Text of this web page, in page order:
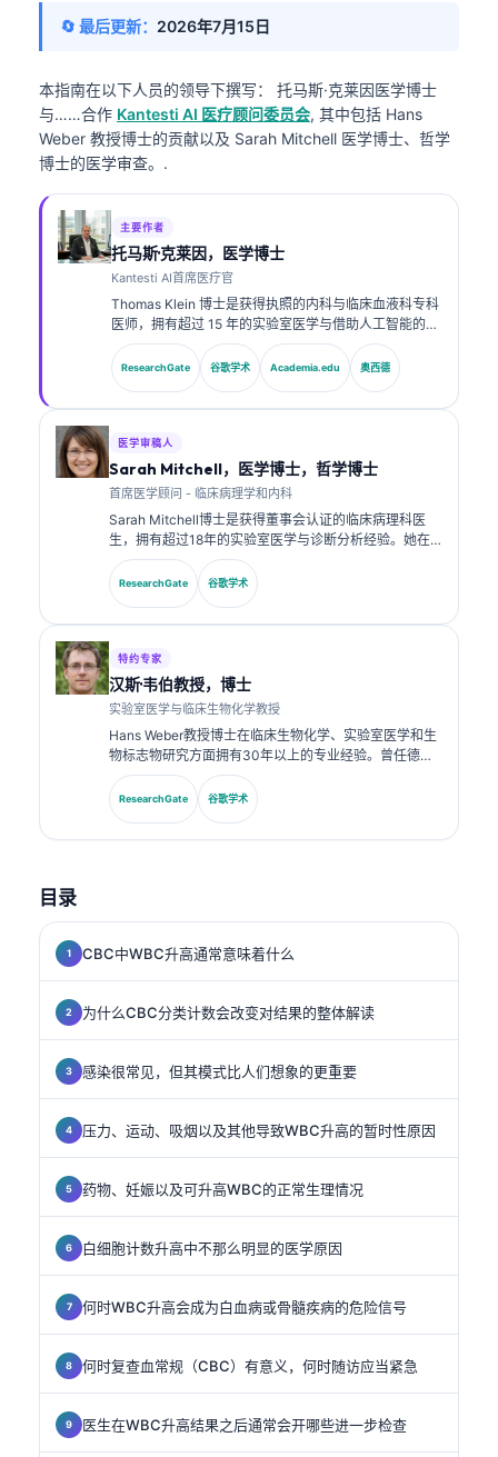
🔄 最后更新： 2026年7月15日
本指南在以下人员的领导下撰写： 托马斯·克莱因医学博士
与……合作 Kantesti AI 医疗顾问委员会, 其中包括 Hans
Weber 教授博士的贡献以及 Sarah Mitchell 医学博士、哲学
博士的医学审查。.
主要作者
托马斯·克莱因，医学博士
Kantesti AI首席医疗官
Thomas Klein 博士是获得执照的内科与临床血液科专科
医师，拥有超过 15 年的实验室医学与借助人工智能的临
床分析经验。作为 Kantesti AI 的首席医疗官，他负责对
专有神经网络的医学准确性进行临床监督。Klein 博士在
生物标志物解读以及实验室医学相关的实验室诊断方面
ResearchGate 谷歌学术 Academia.edu 奥西德
医学审稿人
Sarah Mitchell，医学博士，哲学博士
首席医学顾问 - 临床病理学和内科
Sarah Mitchell博士是获得董事会认证的临床病理科医
生，拥有超过18年的实验室医学与诊断分析经验。她在
临床化学方面拥有专业认证，并在临床实践中就生物标志
物面板与实验室分析发表了大量研究成果。.
ResearchGate 谷歌学术
特约专家
汉斯·韦伯教授，博士
实验室医学与临床生物化学教授
Hans Weber教授博士在临床生物化学、实验室医学和生
物标志物研究方面拥有30年以上的专业经验。曾任德国
临床化学学会主席，他专注于诊断面板分析、生物标志物
标准化以及AI辅助的实验室医学。.
ResearchGate 谷歌学术
目录
CBC中WBC升高通常意味着什么
为什么CBC分类计数会改变对结果的整体解读
感染很常见，但其模式比人们想象的更重要
压力、运动、吸烟以及其他导致WBC升高的暂时性原因
药物、妊娠以及可升高WBC的正常生理情况
白细胞计数升高中不那么明显的医学原因
何时WBC升高会成为白血病或骨髓疾病的危险信号
何时复查血常规（CBC）有意义，何时随访应当紧急
医生在WBC升高结果之后通常会开哪些进一步检查